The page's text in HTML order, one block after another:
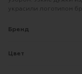
украсили логотипом
Бренд
Цвет